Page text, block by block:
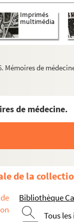
Imprimés
multimédia
Mémoires de
de médecine.
de la
Bibliothèque
Tous